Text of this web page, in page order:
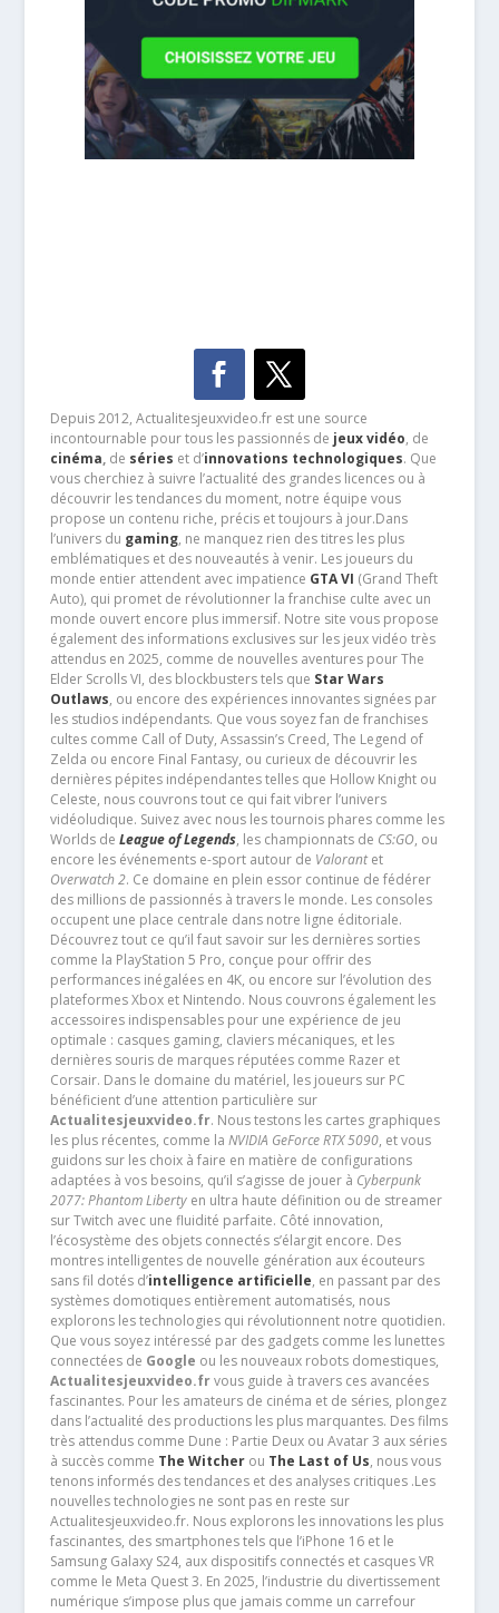
Depuis 2012, Actualitesjeuxvideo.fr est une source
incontournable pour tous les passionnés de jeux vidéo, de
cinéma,de séries et d’innovations technologiques. Que
vous cherchiez à suivre l’actualité des grandes licences ou à
découvrir les tendances du moment, notre équipe vous
propose un contenu riche, précis et toujours à jour.Dans
l’univers du gaming, ne manquez rien des titres les plus
emblématiques et des nouveautés à venir. Les joueurs du
monde entier attendent avec impatience GTA VI (Grand Theft
Auto), qui promet de révolutionner la franchise culte avec un
monde ouvert encore plus immersif. Notre site vous propose
également des informations exclusives sur les jeux vidéo très
attendus en 2025, comme de nouvelles aventures pour The
Elder Scrolls VI, des blockbusters tels que Star Wars
Outlaws, ou encore des expériences innovantes signées par
les studios indépendants. Que vous soyez fan de franchises
cultes comme Call of Duty, Assassin’s Creed, The Legend of
Zelda ou encore Final Fantasy, ou curieux de découvrir les
dernières pépites indépendantes telles que Hollow Knight ou
Celeste, nous couvrons tout ce qui fait vibrer l’univers
vidéoludique. Suivez avec nous les tournois phares comme les
Worlds de League of Legends, les championnats de CS:GO, ou
encore les événements e-sport autour de Valorantet
Overwatch 2. Ce domaine en plein essor continue de fédérer
des millions de passionnés à travers le monde. Les consoles
occupent une place centrale dans notre ligne éditoriale.
Découvrez tout ce qu’il faut savoir sur les dernières sorties
comme la PlayStation 5 Pro, conçue pour offrir des
performances inégalées en 4K, ou encore sur l’évolution des
plateformes Xbox et Nintendo. Nous couvrons également les
accessoires indispensables pour une expérience de jeu
optimale : casques gaming, claviers mécaniques, et les
dernières souris de marques réputées comme Razer et
Corsair. Dans le domaine du matériel, les joueurs sur PC
bénéficient d’une attention particulière sur
Actualitesjeuxvideo.fr. Nous testons les cartes graphiques
les plus récentes, comme la NVIDIA GeForce RTX 5090, et vous
guidons sur les choix à faire en matière de configurations
adaptées à vos besoins, qu’il s’agisse de jouer à Cyberpunk
2077: Phantom Libertyen ultra haute définition ou de streamer
sur Twitch avec une fluidité parfaite. Côté innovation,
l’écosystème des objets connectés s’élargit encore. Des
montres intelligentes de nouvelle génération aux écouteurs
sans fil dotés d’intelligence artificielle, en passant par des
systèmes domotiques entièrement automatisés, nous
explorons les technologies qui révolutionnent notre quotidien.
Que vous soyez intéressé par des gadgets comme les lunettes
connectées de Google ou les nouveaux robots domestiques,
Actualitesjeuxvideo.frvous guide à travers ces avancées
fascinantes. Pour les amateurs de cinéma et de séries, plongez
dans l’actualité des productions les plus marquantes. Des films
très attendus comme Dune : Partie Deux ou Avatar 3 aux séries
à succès comme The Witcherou The Last of Us, nous vous
tenons informés des tendances et des analyses critiques .Les
nouvelles technologies ne sont pas en reste sur
Actualitesjeuxvideo.fr. Nous explorons les innovations les plus
fascinantes, des smartphones tels que l’iPhone 16 et le
Samsung Galaxy S24, aux dispositifs connectés et casques VR
comme le Meta Quest 3. En 2025, l’industrie du divertissement
numérique s’impose plus que jamais comme un carrefour